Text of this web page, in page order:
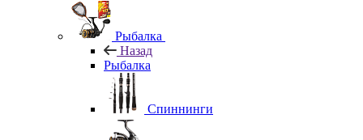
Рыбалка
Назад
Рыбалка
Спиннинги